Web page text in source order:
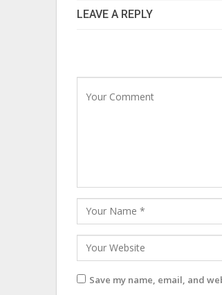
LEAVE A REPLY
Save my name, email, and